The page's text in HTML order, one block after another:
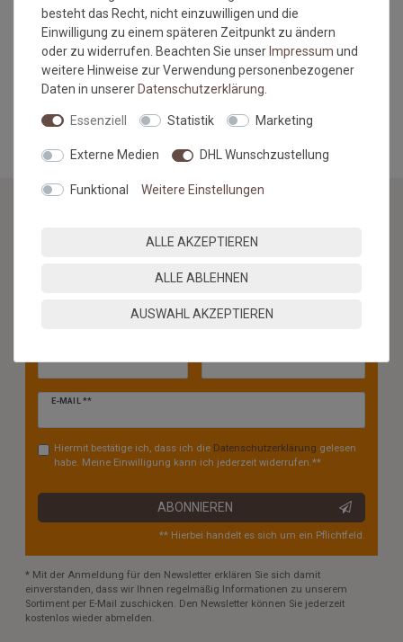
normal. Sonderanfertigungen im Wunschmaß sind vom
Umtausch/Rückgabe ausgeschlossen.
Hinweis Bordürenteppiche: Übersteigt die Länge das 2,5 fache
der Breite, besteht das Risiko der Wellenbildung.
MEHR INFORMATIONEN ZUM EU VERANTWORTLICHEN »
NEWSLETTER
Jetzt anmelden: Profitieren Sie von aktuellen Angeboten
E-MAIL **
Newsletter
Hiermit bestätige ich, dass ich die Daten­schutz­erklärung gelesen
habe. Meine Einwilligung kann ich jederzeit widerrufen.**
ABONNIEREN
** Hierbei handelt es sich um ein Pflichtfeld.
* Mit der Anmeldung für den Newsletter erklären Sie sich damit
einverstanden, dass wir Ihnen regelmäßig Informationen zu unserem
Sortiment per E-Mail zuschicken. Den Newsletter können Sie jederzeit
kostenlos wieder abmelden.
besteht das Recht, nicht einzuwilligen und die
Einwilligung zu einem späteren Zeitpunkt zu ändern
oder zu widerrufen. Beachten Sie unserImpressum und
weitere Hinweise zur Verwendung personenbezogener
Daten in unsererDaten­schutz­erklärung
Essenziell Statistik Marketing
Externe Medien DHL Wunschzustellung
Funktional Weitere Einstellungen
ALLE AKZEPTIEREN
ALLE ABLEHNEN
AUSWAHL AKZEPTIEREN